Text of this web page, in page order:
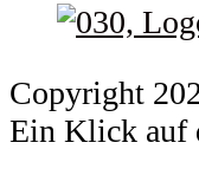
Copyright
Ein Klick auf